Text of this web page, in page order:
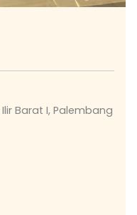
Barat I, Palembang